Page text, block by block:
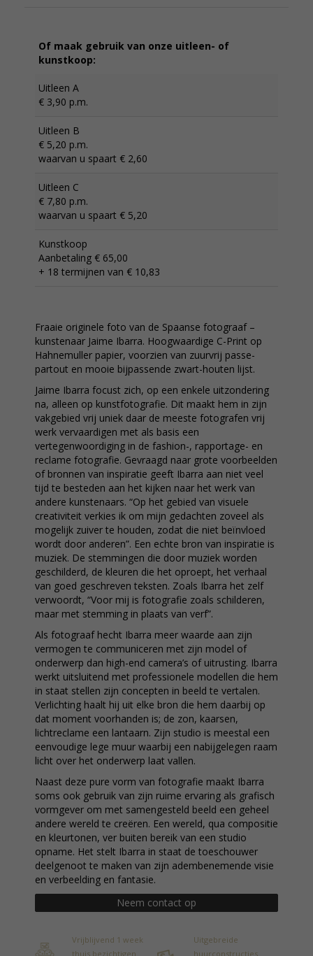
Of maak gebruik van onze uitleen- of
kunstkoop:
Uitleen A
€ 3,90 p.m.
Uitleen B
€ 5,20 p.m.
waarvan u spaart € 2,60
Uitleen C
€ 7,80 p.m.
waarvan u spaart € 5,20
Kunstkoop
Aanbetaling € 65,00
+ 18 termijnen van € 10,83
Fraaie originele foto van de Spaanse fotograaf –
kunstenaar Jaime Ibarra. Hoogwaardige C-Print op
Hahnemuller papier, voorzien van zuurvrij passe-
partout en mooie bijpassende zwart-houten lijst.
Jaime Ibarra focust zich, op een enkele uitzondering
na, alleen op kunstfotografie. Dit maakt hem in zijn
vakgebied vrij uniek daar de meeste fotografen vrij
werk vervaardigen met als basis een
vertegenwoordiging in de fashion-, rapportage- en
reclame fotografie. Gevraagd naar grote voorbeelden
of bronnen van inspiratie geeft Ibarra aan niet veel
tijd te besteden aan het kijken naar het werk van
andere kunstenaars. “Op het gebied van visuele
creativiteit verkies ik om mijn gedachten zoveel als
mogelijk zuiver te houden, zodat die niet beïnvloed
wordt door anderen”. Een echte bron van inspiratie is
muziek. De stemmingen die door muziek worden
geschilderd, de kleuren die het oproept, het verhaal
van goed geschreven teksten. Zoals Ibarra het zelf
verwoordt, “Voor mij is fotografie zoals schilderen,
maar met stemming in plaats van verf”.
Als fotograaf hecht Ibarra meer waarde aan zijn
vermogen te communiceren met zijn model of
onderwerp dan high-end camera’s of uitrusting. Ibarra
werkt uitsluitend met professionele modellen die hem
in staat stellen zijn concepten in beeld te vertalen.
Verlichting haalt hij uit elke bron die hem daarbij op
dat moment voorhanden is; de zon, kaarsen,
lichtreclame een lantaarn. Zijn studio is meestal een
eenvoudige lege muur waarbij een nabijgelegen raam
licht over het onderwerp laat vallen.
Naast deze pure vorm van fotografie maakt Ibarra
soms ook gebruik van zijn ruime ervaring als grafisch
vormgever om met samengesteld beeld een geheel
andere wereld te creëren. Een wereld, qua compositie
en kleurtonen, ver buiten bereik van een studio
opname. Het stelt Ibarra in staat de toeschouwer
deelgenoot te maken van zijn adembenemende visie
en verbeelding en fantasie.
Neem contact op
Vrijblijvend 1 week
thuis bezichtigen
Uitgebreide
huurconstructies